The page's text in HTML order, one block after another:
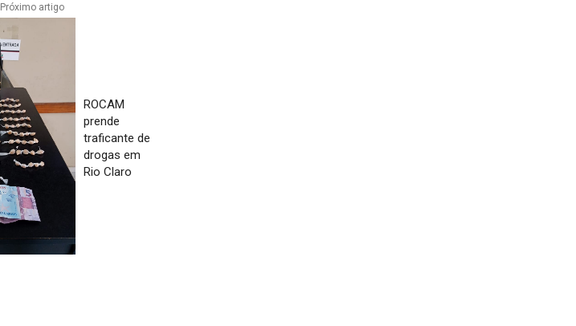
Próximo artigo
ROCAM
prende
traficante de
drogas em
Rio Claro